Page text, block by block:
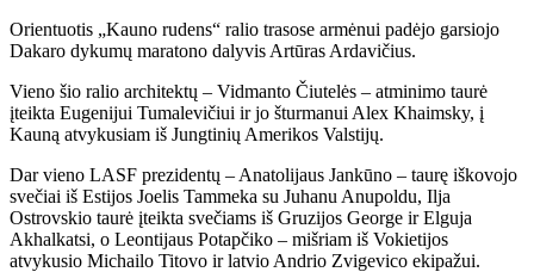
Orientuotis „Kauno rudens“ ralio trasose armėnui padėjo garsiojo
Dakaro dykumų maratono dalyvis Artūras Ardavičius.
Vieno šio ralio architektų – Vidmanto Čiutelės – atminimo taurė
įteikta Eugenijui Tumalevičiui ir jo šturmanui Alex Khaimsky, į
Kauną atvykusiam iš Jungtinių Amerikos Valstijų.
Dar vieno LASF prezidentų – Anatolijaus Jankūno – taurę iškovojo
svečiai iš Estijos Joelis Tammeka su Juhanu Anupoldu, Ilja
Ostrovskio taurė įteikta svečiams iš Gruzijos George ir Elguja
Akhalkatsi, o Leontijaus Potapčiko – mišriam iš Vokietijos
atvykusio Michailo Titovo ir latvio Andrio Zvigevico ekipažui.